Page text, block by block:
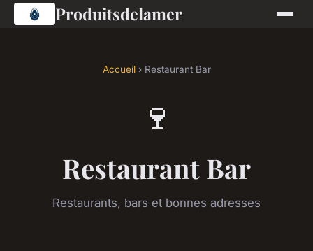
Produitsdelamer
Accueil› Restaurant Bar
🍷
Restaurant Bar
Restaurants, bars et bonnes adresses